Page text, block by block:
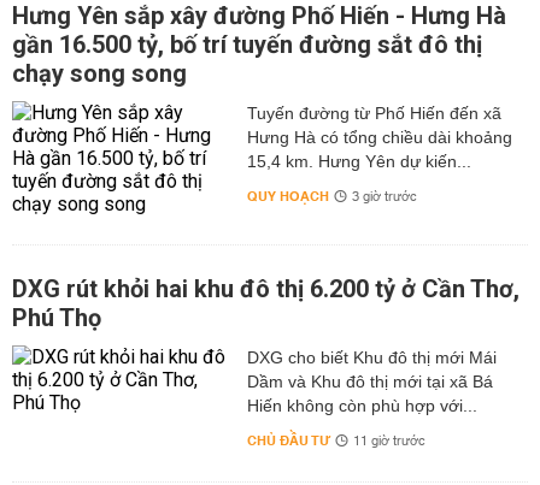
Hưng Yên sắp xây đường Phố Hiến - Hưng Hà
gần 16.500 tỷ, bố trí tuyến đường sắt đô thị
chạy song song
Tuyến đường từ Phố Hiến đến xã
Hưng Hà có tổng chiều dài khoảng
15,4 km. Hưng Yên dự kiến...
QUY HOẠCH 3 giờ trước
DXG rút khỏi hai khu đô thị 6.200 tỷ ở Cần Thơ,
Phú Thọ
DXG cho biết Khu đô thị mới Mái
Dầm và Khu đô thị mới tại xã Bá
Hiến không còn phù hợp với...
CHỦ ĐẦU TƯ 11 giờ trước